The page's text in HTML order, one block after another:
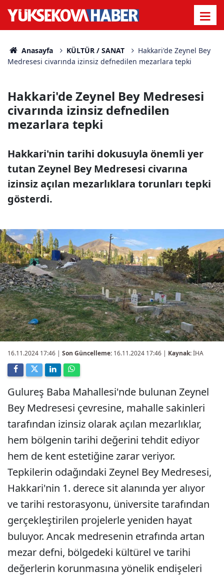
Anasayfa KÜLTÜR / SANAT
Hakkari'de Zeynel Bey
Medresesi civarında izinsiz defnedilen mezarlara tepki
Hakkari'de Zeynel Bey Medresesi
civarında izinsiz defnedilen
mezarlara tepki
Hakkari'nin tarihi dokusuyla önemli yer
tutan Zeynel Bey Medresesi civarına
izinsiz açılan mezarlıklara torunları tepki
gösterdi.
16.11.2024 17:46 | Son Güncelleme: 16.11.2024 17:46 | Kaynak:İHA
Gulureş Baba Mahallesi'nde bulunan Zeynel
Bey Medresesi çevresine, mahalle sakinleri
tarafından izinsiz olarak açılan mezarlıklar,
hem bölgenin tarihi değerini tehdit ediyor
hem de kent estetiğine zarar veriyor.
Tepkilerin odağındaki Zeynel Bey Medresesi,
Hakkari'nin 1. derece sit alanında yer alıyor
ve tarihi restorasyonu, üniversite tarafından
gerçekleştirilen projelerle yeniden hayat
buluyor. Ancak medresenin etrafında artan
mezar defni, bölgedeki kültürel ve tarihi
değerlerin korunmasına yönelik endişeleri